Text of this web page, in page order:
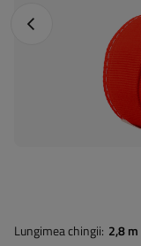
Fotografia anterioară
Lungimea chingii 2,8 m